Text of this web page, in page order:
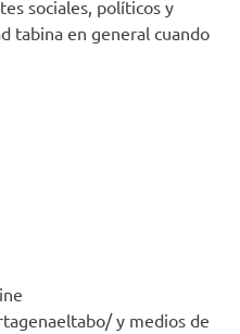
sociales, políticos y
tabina en general cuando
y medios de